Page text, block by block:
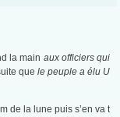
la main aux officiers qui
que le peuple a élu U
de la lune puis s’en va t